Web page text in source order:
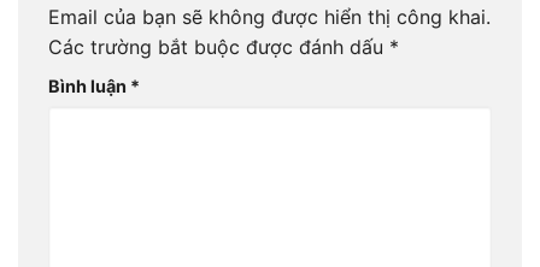
Email của bạn sẽ không được hiển thị công khai.
Các trường bắt buộc được đánh dấu *
Bình luận *